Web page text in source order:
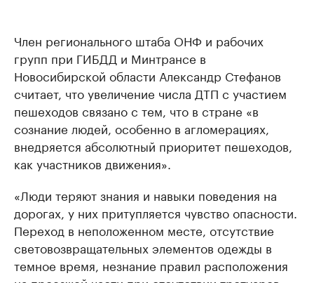
Член регионального штаба ОНФ и рабочих
групп при ГИБДД и Минтрансе в
Новосибирской области Александр Стефанов
считает, что увеличение числа ДТП с участием
пешеходов связано с тем, что в стране «в
сознание людей, особенно в агломерациях,
внедряется абсолютный приоритет пешеходов,
как участников движения».
«Люди теряют знания и навыки поведения на
дорогах, у них притупляется чувство опасности.
Переход в неположенном месте, отсутствие
световозвращательных элементов одежды в
темное время, незнание правил расположения